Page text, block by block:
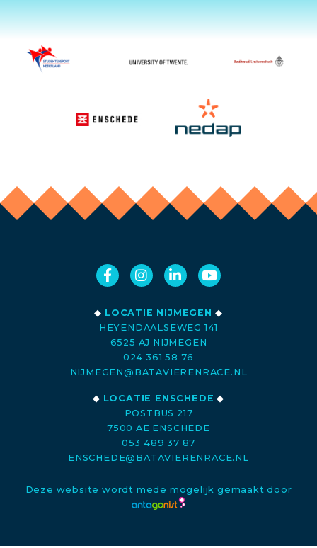
◆ LOCATIE NIJMEGEN ◆
HEYENDAALSEWEG 141
6525 AJ NIJMEGEN
024 361 58 76
NIJMEGEN@BATAVIERENRACE.NL
◆ LOCATIE ENSCHEDE ◆
POSTBUS 217
7500 AE ENSCHEDE
053 489 37 87
ENSCHEDE@BATAVIERENRACE.NL
Deze website wordt mede mogelijk gemaakt door